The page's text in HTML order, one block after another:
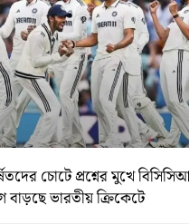
চোটে প্রশ্নের মুখে
বাড়ছে ভারতীয় ক্রিকেটে